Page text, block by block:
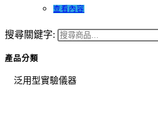
查看內容
搜尋關鍵字:
產品分類
泛用型實驗儀器